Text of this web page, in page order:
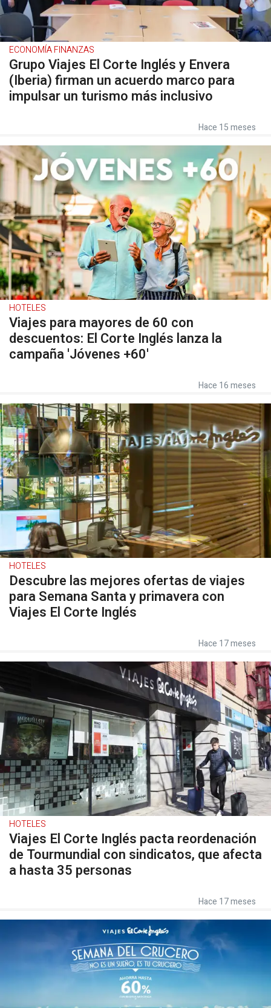
ECONOMÍA FINANZAS
Grupo Viajes El Corte Inglés y Envera
(Iberia) firman un acuerdo marco para
impulsar un turismo más inclusivo
Hace 15 meses
HOTELES
Viajes para mayores de 60 con
descuentos: El Corte Inglés lanza la
campaña 'Jóvenes +60'
Hace 16 meses
HOTELES
Descubre las mejores ofertas de viajes
para Semana Santa y primavera con
Viajes El Corte Inglés
Hace 17 meses
HOTELES
Viajes El Corte Inglés pacta reordenación
de Tourmundial con sindicatos, que afecta
a hasta 35 personas
Hace 17 meses